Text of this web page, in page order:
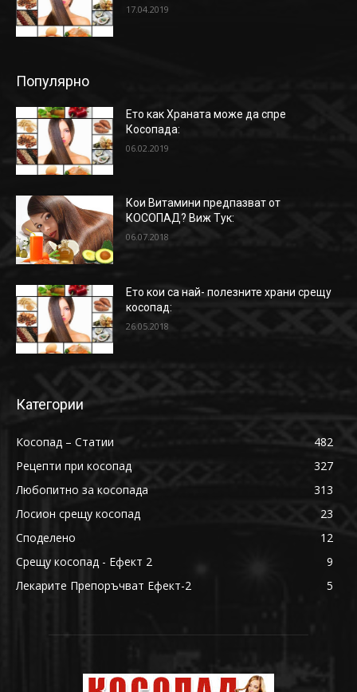
17.04.2019
Популярно
Ето как Храната може да спре
Косопада:
06.02.2019
Кои Витамини предпазват от
КОСОПАД? Виж Тук:
06.07.2018
Ето кои са най- полезните храни срещу
косопад:
26.05.2018
Категории
Косопад – Статии
482
Рецепти при косопад
327
Любопитно за косопада
313
Лосион срещу косопад
23
Споделено
12
Срещу косопад - Ефект 2
9
Лекарите Препоръчват Ефект-2
5